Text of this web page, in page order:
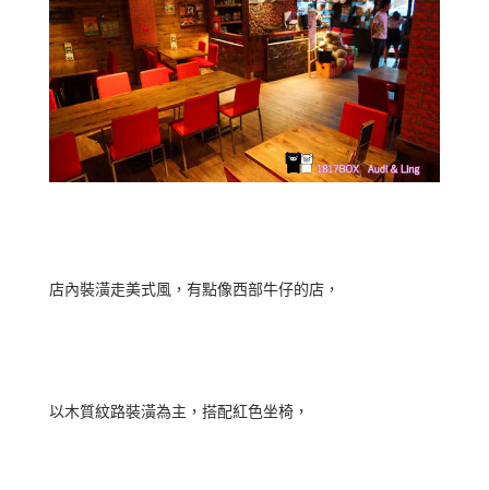
店內裝潢走美式風，有點像西部牛仔的店，
以木質紋路裝潢為主，搭配紅色坐椅，